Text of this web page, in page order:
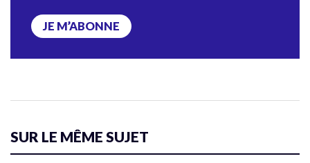
JE M’ABONNE
SUR LE MÊME SUJET